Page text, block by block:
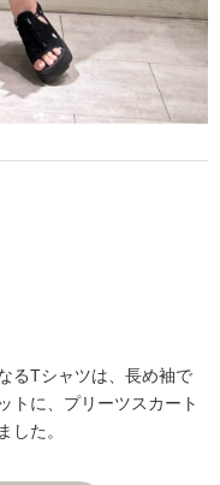
るTシャツは、長め袖で
トに、プリーツスカート
した。